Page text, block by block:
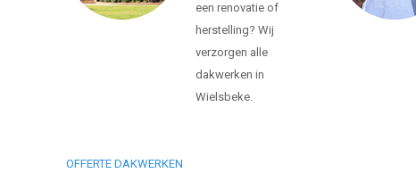
een renovatie of
herstelling? Wij
verzorgen alle
dakwerken in
Wielsbeke.
OFFERTE DAKWERKEN